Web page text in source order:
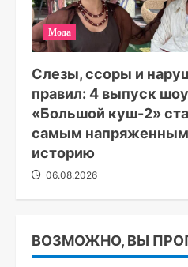
Мода
Слезы, ссоры и
правил: 4 выпуск шоу
«Большой куш-2»
самым напряженным
историю
06.08.2026
ВОЗМОЖНО, ВЫ